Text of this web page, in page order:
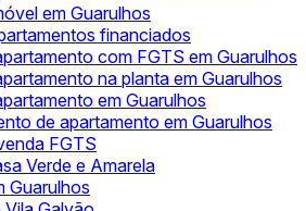
em Guarulhos
financiados
com FGTS em Guarulhos
na planta em Guarulhos
em Guarulhos
de apartamento em Guarulhos
FGTS
Verde e Amarela
Guarulhos